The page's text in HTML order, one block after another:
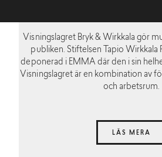
Visningslagret Bryk & Wirkkala gör
publiken. Stiftelsen Tapio Wirkkala
deponerad i EMMA där den i sin
Visningslagret är en kombination av
och arbetsrum.
LÄS MERA